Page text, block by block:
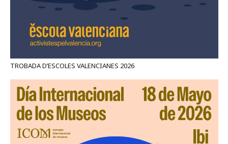
TROBADA D’ESCOLES VALENCIANES 2026